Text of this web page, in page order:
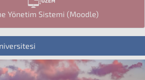
Yönetim Sistemi (Moodle)